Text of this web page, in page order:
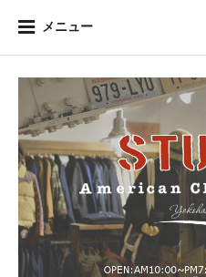
メニュー